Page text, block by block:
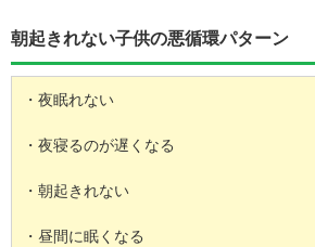
朝起きれない子供の悪循環パターン
・夜眠れない
・夜寝るのが遅くなる
・朝起きれない
・昼間に眠くなる